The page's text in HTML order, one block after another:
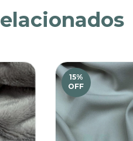
15%
OFF